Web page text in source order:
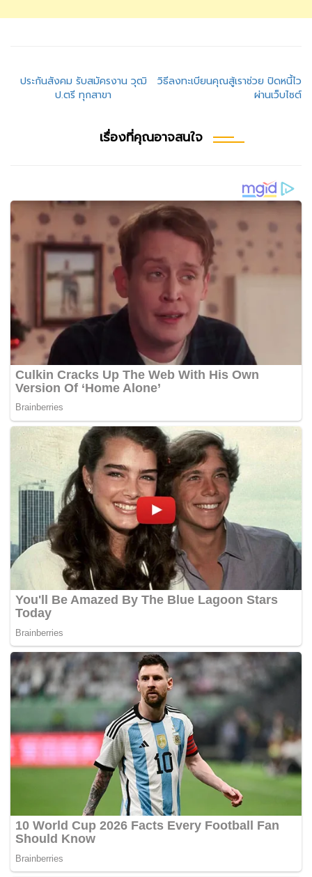
แนะแนว
ประกันสังคม รับสมัครงาน วุฒิ
ป.ตรี ทุกสาขา
วิธีลงทะเบียนคุณสู้เราช่วย ปิดหนี้ไว
ผ่านเว็บไซต์
เรื่องที่คุณอาจสนใจ